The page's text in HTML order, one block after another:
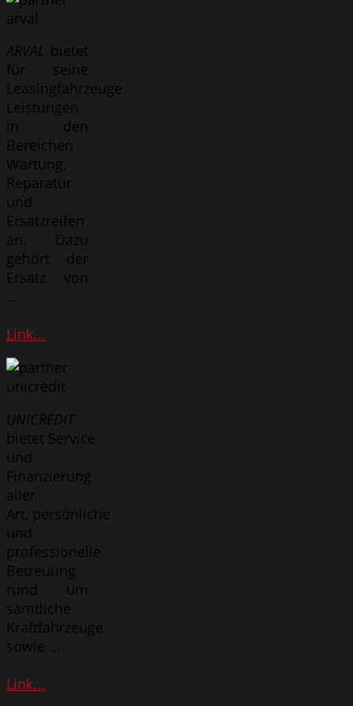
ARVAL bietet
für seine
Leasingfahrzeuge
Leistungen
in den
Bereichen
Wartung,
Reparatur
und
Ersatzreifen
an. Dazu
gehört der
Ersatz von
...
Link...
UNICREDIT
bietet Service
und
Finanzierung
aller
Art, persönliche
und
professionelle
Betreuung
rund um
sämtliche
Kraftfahrzeuge
sowie ...
Link...